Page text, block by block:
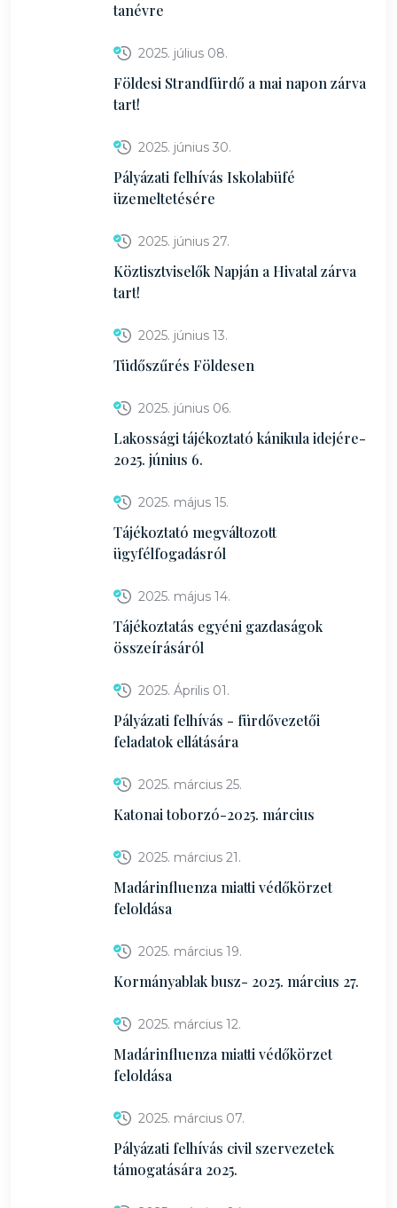
tanévre
2025. július 08.
Földesi Strandfürdő a mai napon zárva
tart!
2025. június 30.
Pályázati felhívás Iskolabüfé
üzemeltetésére
2025. június 27.
Köztisztviselők Napján a Hivatal zárva
tart!
2025. június 13.
Tüdőszűrés Földesen
2025. június 06.
Lakossági tájékoztató kánikula idejére-
2025. június 6.
2025. május 15.
Tájékoztató megváltozott
ügyfélfogadásról
2025. május 14.
Tájékoztatás egyéni gazdaságok
összeírásáról
2025. Április 01.
Pályázati felhívás - fürdővezetői
feladatok ellátására
2025. március 25.
Katonai toborzó-2025. március
2025. március 21.
Madárinfluenza miatti védőkörzet
feloldása
2025. március 19.
Kormányablak busz- 2025. március 27.
2025. március 12.
Madárinfluenza miatti védőkörzet
feloldása
2025. március 07.
Pályázati felhívás civil szervezetek
támogatására 2025.